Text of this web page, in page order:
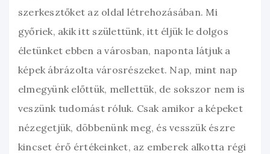
szerkesztőket az oldal létrehozásában. Mi
győriek, akik itt születtünk, itt éljük le dolgos
életünket ebben a városban, naponta látjuk a
képek ábrázolta városrészeket. Nap, mint nap
elmegyünk előttük, mellettük, de sokszor nem is
veszünk tudomást róluk. Csak amikor a képeket
nézegetjük, döbbenünk meg, és vesszük észre
kincset érő értékeinket, az emberek alkotta régi